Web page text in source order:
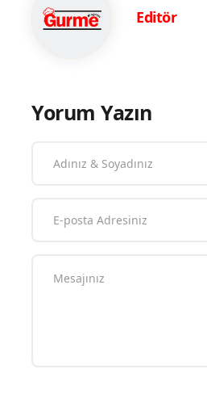
Editör
Yorum Yazın